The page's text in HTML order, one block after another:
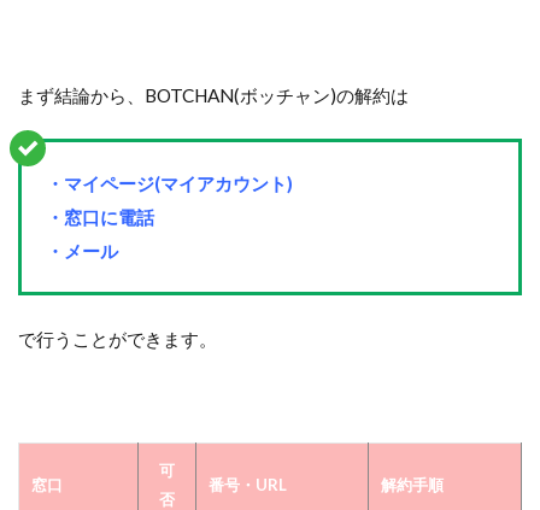
まず結論から、BOTCHAN(ボッチャン)の解約は
・マイページ(マイアカウント)
・窓口に電話
・メール
で行うことができます。
窓口
可
否
番号・URL 解約手順